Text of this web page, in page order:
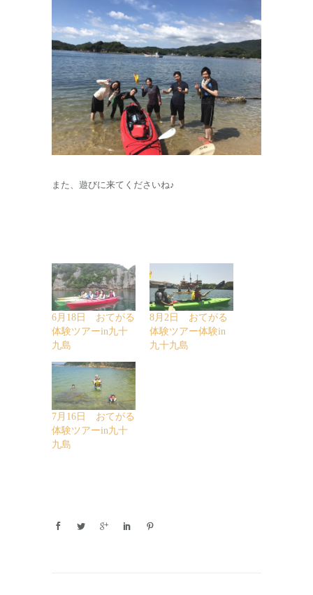
また、遊びに来てくださいね♪
6月18日 おてがる
体験ツアーin九十
九島
8月2日 おてがる
体験ツアー体験in
九十九島
7月16日 おてがる
体験ツアーin九十
九島